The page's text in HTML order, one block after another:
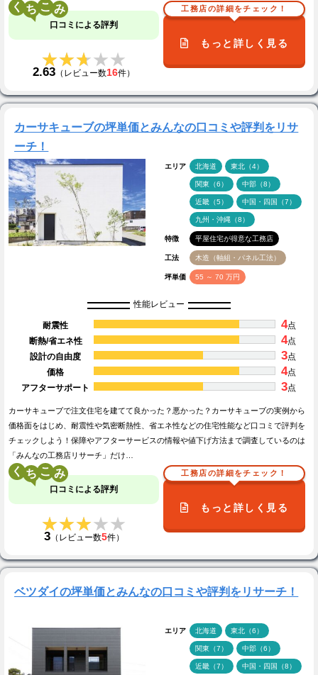
く こ
口コミによる評判
★★★★★
★★★★★
2.63 （レビュー数16件）
工務店の詳細をチェック！
もっと詳しく見る
カーサキューブの坪単価とみんなの口コミや評判をリサ
ーチ！
エリア 北海道 東北（4）
関東（6） 中部（8）
近畿（5） 中国・四国（7）
九州・沖縄（8）
特徴 平屋住宅が得意な工務店
工法 木造（軸組・パネル工法）
坪単価 55 ～ 70 万円
性能レビュー
耐震性 4点
断熱/省エネ性
4点
設計の自由度
3点
価格
4点
アフターサポート
3点
カーサキューブで注文住宅を建てて良かった？悪かった？カーサキューブの実例から
価格面をはじめ、耐震性や気密断熱性、省エネ性などの住宅性能など口コミで評判を
チェックしよう！保障やアフターサービスの情報や値下げ方法まで調査しているのは
「みんなの工務店リサーチ」だけ…
く こ
口コミによる評判
★★★★★
★★★★★
3（レビュー数5件）
工務店の詳細をチェック！
もっと詳しく見る
ベツダイの坪単価とみんなの口コミや評判をリサーチ！
エリア 北海道 東北（6）
関東（7） 中部（6）
近畿（7） 中国・四国（8）